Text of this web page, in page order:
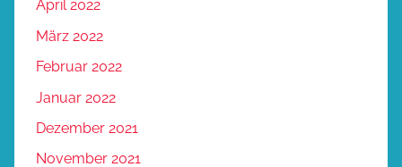
April 2022
März 2022
Februar 2022
Januar 2022
Dezember 2021
November 2021